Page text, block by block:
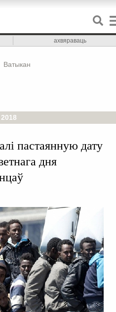
ахвяраваць
Ватыкан
пастаянную дату
дня